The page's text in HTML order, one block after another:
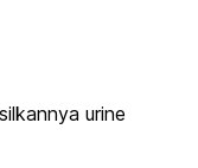
urine